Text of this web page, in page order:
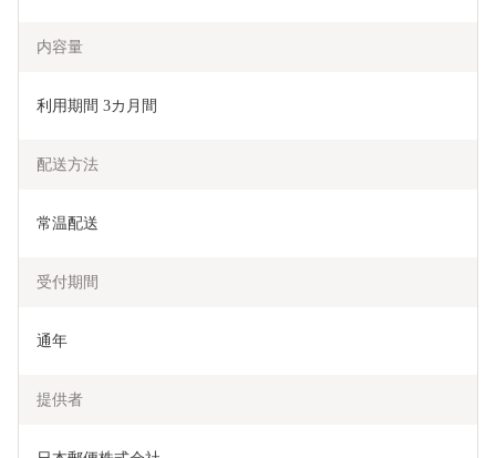
内容量
利用期間 3カ月間
配送方法
常温配送
受付期間
通年
提供者